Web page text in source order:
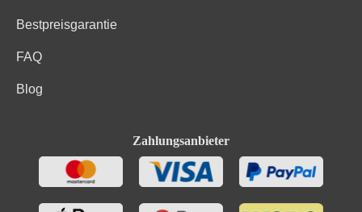
Bestpreisgarantie
FAQ
Blog
Zahlungsanbieter